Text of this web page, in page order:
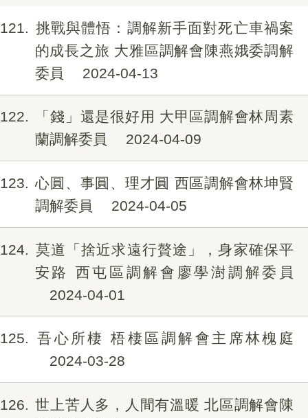
121
挑戰與體悟：調解新手面對死亡車禍案
的成長之旅 大雅區調解會陳燕娥委調解
委員
2024-04-13
122
「錢」還是很好用 大甲區調解會林周素
蘭調解委員
2024-04-09
123
心圓、事圓、理才圓 西區調解會林坤賢
調解委員
2024-04-05
124
莫道「捨近求遠行贅途」，身家確保平
安路 西屯區調解會廖學澍調解委員
2024-04-01
125
吾心所棲 梧棲區調解會主席林槐庭
2024-03-28
126
世上苦人多，人間有溫暖 北區調解會陳